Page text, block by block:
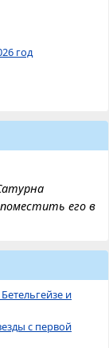
год
его в
и
с первой